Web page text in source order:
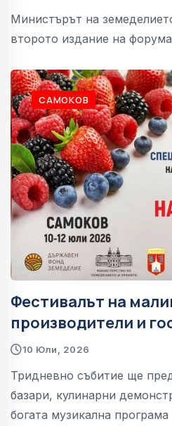
Министърът на
второто издание на форума
САМОКОВ
Фестивалът на
производители и
10 Юли, 2026
Тридневно събитие ще
базари, кулинарни
богата музикална програма